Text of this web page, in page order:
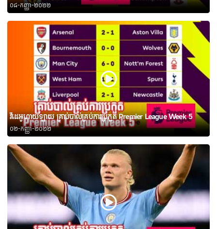
០៨-កញ្ញា-២០២២
វីដេអូហាយឡាយ គ្រាប់បាល់គ្រប់ការប្រកួត Premier League Week 5
០២-កញ្ញា-២០២២